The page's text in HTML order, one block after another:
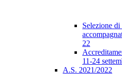
Selezione
22
11-24
A.S. 2021/2022